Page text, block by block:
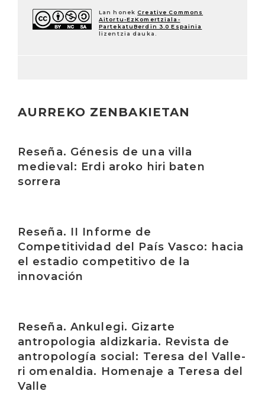
Lan honek Creative Commons
Aitortu-EzKomertziala-
PartekatuBerdin 3.0 Espainia
lizentzia dauka.
AURREKO ZENBAKIETAN
Reseña. Génesis de una villa
medieval: Erdi aroko hiri baten
sorrera
Reseña. II Informe de
Competitividad del País Vasco: hacia
el estadio competitivo de la
innovación
Reseña. Ankulegi. Gizarte
antropologia aldizkaria. Revista de
antropología social: Teresa del Valle-
ri omenaldia. Homenaje a Teresa del
Valle